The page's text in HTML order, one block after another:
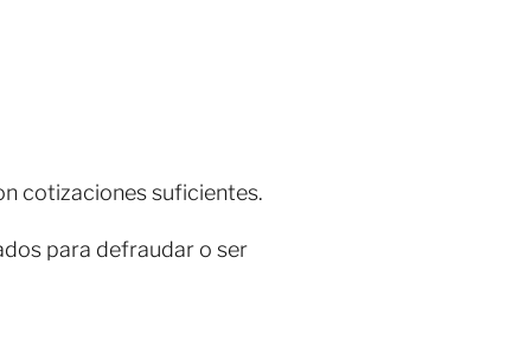
cotizaciones suficientes.
para defraudar o ser